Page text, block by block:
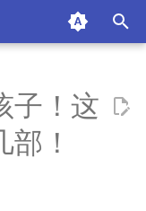
子！这
！